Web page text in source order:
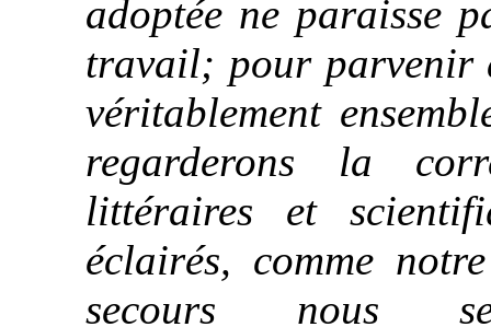
adoptée ne paraisse
travail; pour parvenir
véritablement
regarderons la
littéraires et
éclairés, comme
secours nous